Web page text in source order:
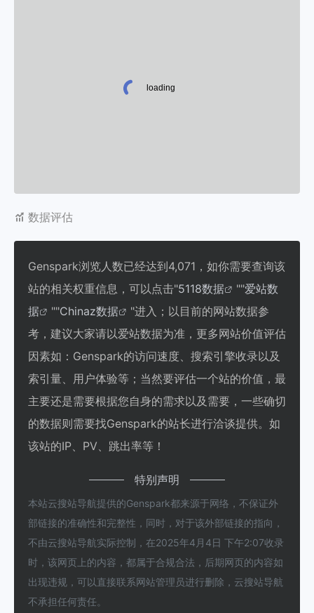
数据评估
Genspark浏览人数已经达到4,071，如你需要查询该
站的相关权重信息，可以点击"5118数据 ""爱站数
据
""Chinaz数据
"进入；以目前的网站数据参
考，建议大家请以爱站数据为准，更多网站价值评估
因素如：Genspark的访问速度、搜索引擎收录以及
索引量、用户体验等；当然要评估一个站的价值，最
主要还是需要根据您自身的需求以及需要，一些确切
的数据则需要找Genspark的站长进行洽谈提供。如
该站的IP、PV、跳出率等！
特别声明
本站云搜站导航提供的Genspark都来源于网络，不保证外
部链接的准确性和完整性，同时，对于该外部链接的指向，
不由云搜站导航实际控制，在2025年4月4日 下午2:07收录
时，该网页上的内容，都属于合规合法，后期网页的内容如
出现违规，可以直接联系网站管理员进行删除，云搜站导航
不承担任何责任。